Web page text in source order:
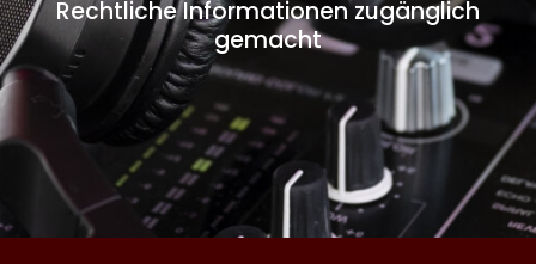
Rechtliche Informationen zugänglich
gemacht